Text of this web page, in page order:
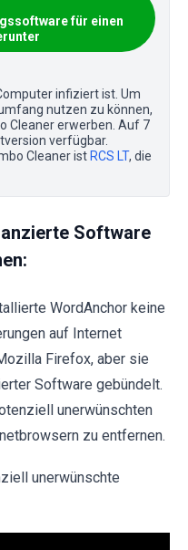
für einen
infiziert ist. Um
nutzen zu können,
Cleaner erwerben. Auf 7
verfügbar.
Cleaner ist RCS LT, die
Software
WordAnchor keine
auf Internet
Firefox, aber sie
Software gebündelt.
unerwünschten
zu entfernen.
unerwünschte